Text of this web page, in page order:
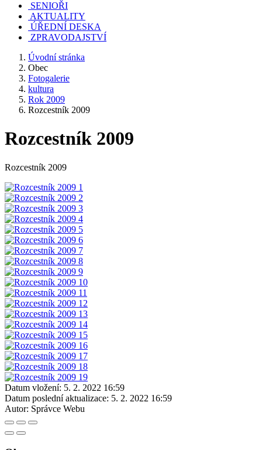
SENIOŘI
AKTUALITY
ÚŘEDNÍ DESKA
ZPRAVODAJSTVÍ
Úvodní stránka
Obec
Fotogalerie
kultura
Rok 2009
Rozcestník 2009
Rozcestník 2009
Rozcestník 2009
Datum vložení: 5. 2. 2022 16:59
Datum poslední aktualizace: 5. 2. 2022 16:59
Autor: Správce Webu